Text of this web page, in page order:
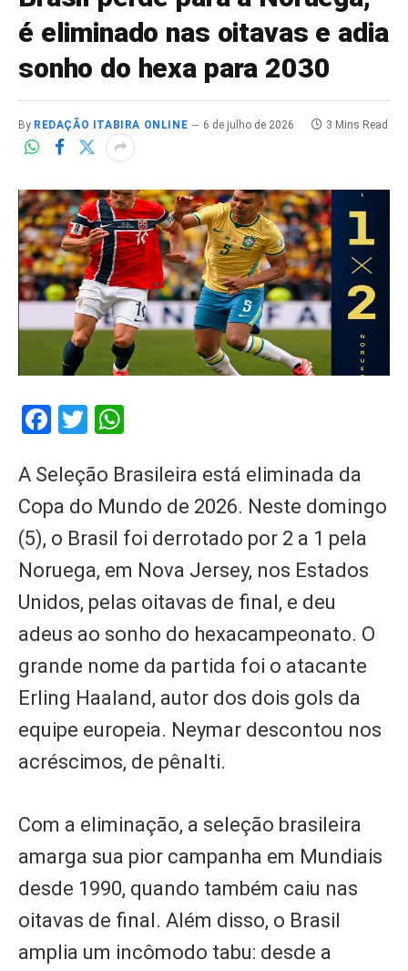
é eliminado nas oitavas e adia
sonho do hexa para 2030
By REDAÇÃO ITABIRA ONLINE 6 de julho de 2026 3 Mins Read
Facebook
Twitter
A Seleção Brasileira está eliminada da
Copa do Mundo de 2026. Neste domingo
(5), o Brasil foi derrotado por 2 a 1 pela
Noruega, em Nova Jersey, nos Estados
Unidos, pelas oitavas de final, e deu
adeus ao sonho do hexacampeonato. O
grande nome da partida foi o atacante
Erling Haaland, autor dos dois gols da
equipe europeia. Neymar descontou nos
acréscimos, de pênalti.
Com a eliminação, a seleção brasileira
amarga sua pior campanha em Mundiais
desde 1990, quando também caiu nas
oitavas de final. Além disso, o Brasil
amplia um incômodo tabu: desde a